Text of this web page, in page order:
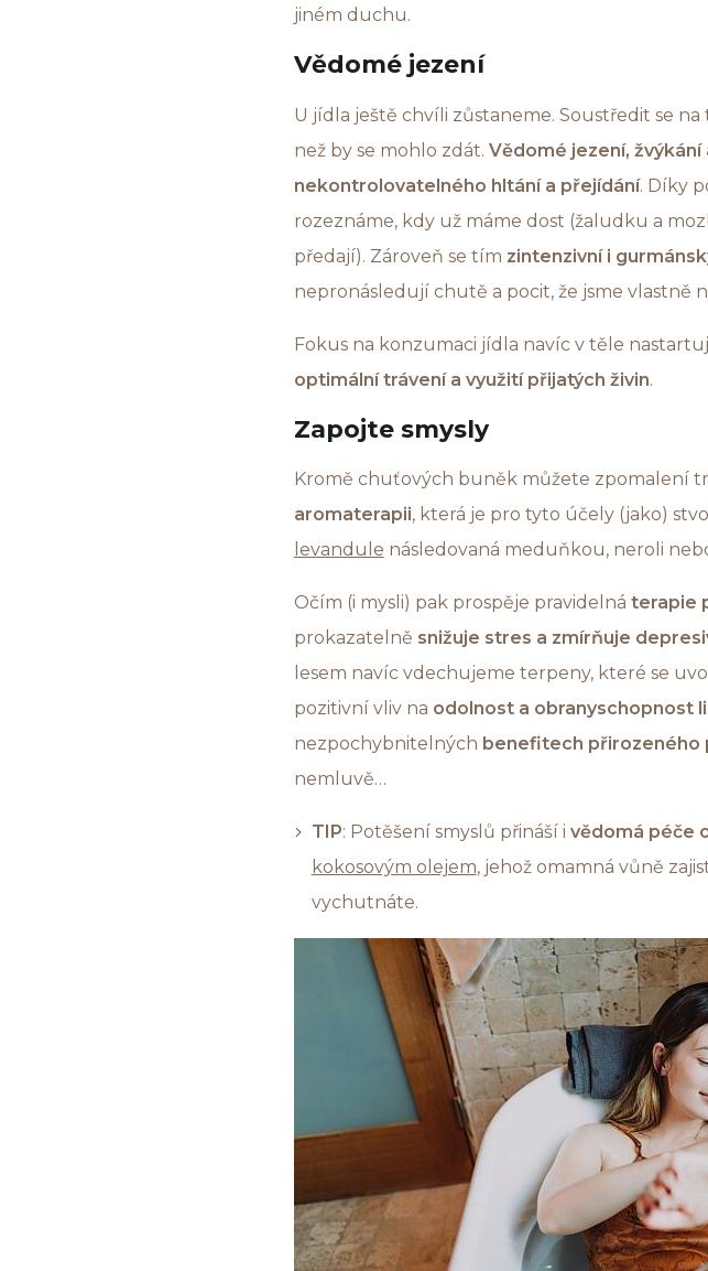
jiném duchu.
Vědomé jezení
U jídla ještě chvíli zůstaneme. Soustředit se
než by se mohlo zdát. Vědomé jezení, žvýkání
nekontrolovatelného hltání a přejídání. Díky
rozeznáme, kdy už máme dost (žaludku a
předají). Zároveň se tím zintenzivní i
nepronásledují chutě a pocit, že jsme vlastně
Fokus na konzumaci jídla navíc v těle
optimální trávení a využití přijatých živin.
Zapojte smysly
Kromě chuťových buněk můžete zpomalení
aromaterapii, která je pro tyto účely (jako)
levandule následovaná meduňkou, neroli
Očím (i mysli) pak prospěje pravidelná terapie
prokazatelně snižuje stres a zmírňuje
lesem navíc vdechujeme terpeny, které se
pozitivní vliv na odolnost a obranyschopnost
nezpochybnitelných benefitech přirozeného
nemluvě…
TIP: Potěšení smyslů přináší i vědomá péče
kokosovým olejem, jehož omamná vůně
vychutnáte.